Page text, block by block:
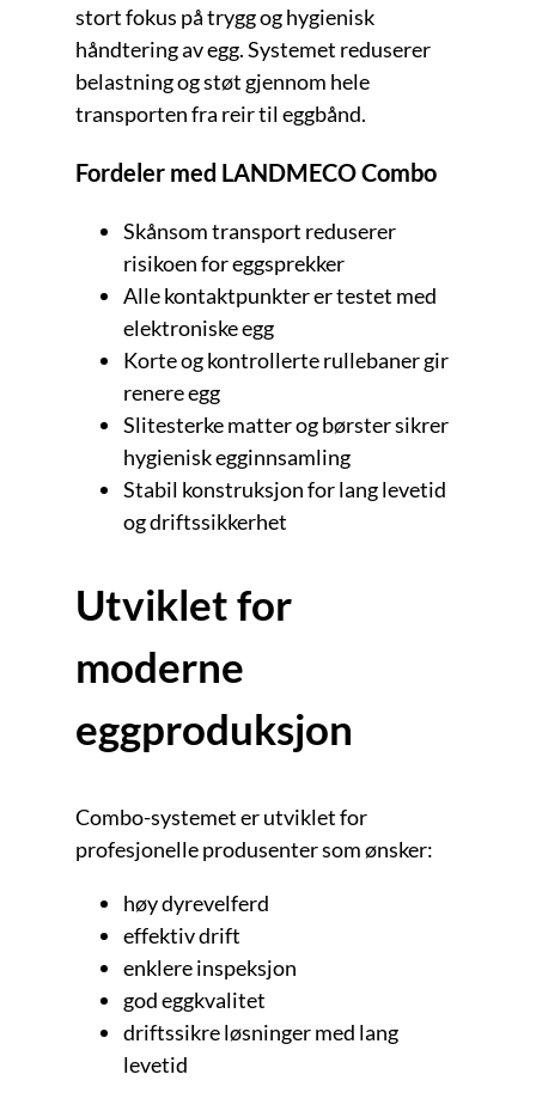
stort fokus på trygg og hygienisk
håndtering av egg. Systemet reduserer
belastning og støt gjennom hele
transporten fra reir til eggbånd.
Fordeler med LANDMECO Combo
Skånsom transport reduserer
risikoen for eggsprekker
Alle kontaktpunkter er testet med
elektroniske egg
Korte og kontrollerte rullebaner gir
renere egg
Slitesterke matter og børster sikrer
hygienisk egginnsamling
Stabil konstruksjon for lang levetid
og driftssikkerhet
Utviklet for
moderne
eggproduksjon
Combo-systemet er utviklet for
profesjonelle produsenter som ønsker:
høy dyrevelferd
effektiv drift
enklere inspeksjon
god eggkvalitet
driftssikre løsninger med lang
levetid